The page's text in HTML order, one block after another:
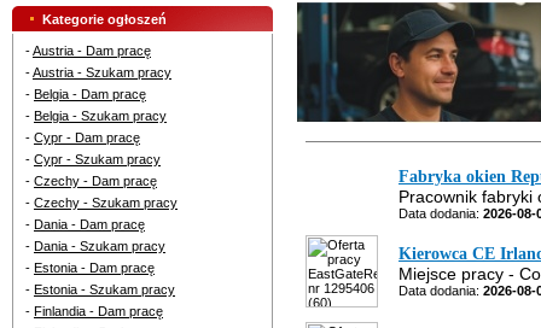
Fabryka okien
Pracownik fabryki
Data dodania: 2026-08-
Kierowca CE
Miejsce pracy -
Data dodania: 2026-08-
Kategorie ogłoszeń
-Austria - Dam pracę
-Austria - Szukam pracy
- Belgia - Dam pracę
- Belgia - Szukam pracy
- Cypr - Dam pracę
- Cypr - Szukam pracy
- Czechy - Dam pracę
- Czechy - Szukam pracy
- Dania - Dam pracę
- Dania - Szukam pracy
- Estonia - Dam pracę
- Estonia - Szukam pracy
- Finlandia - Dam pracę